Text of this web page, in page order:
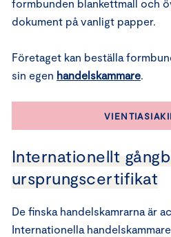
formbunden blankettmall och
dokument på vanligt papper.
Företaget kan beställa
sin egen handelskammare.
Internationellt
ursprungscertifikat
De finska handelskamrarna är
Internationella